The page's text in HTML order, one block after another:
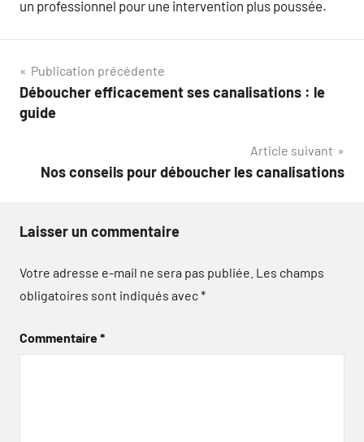
un professionnel pour une intervention plus poussée.
Navigation
de
Publication précédente
Déboucher efficacement ses canalisations : le
guide
Article suivant
Nos conseils pour déboucher les canalisations
Laisser un commentaire
Votre adresse e-mail ne sera pas publiée. Les champs
obligatoires sont indiqués avec*
Commentaire*